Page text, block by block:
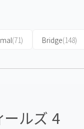
(71) Bridge(148)
ールズ 4